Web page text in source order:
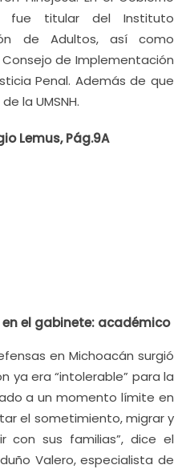
fue titular del Instituto
de Adultos, así como
de Implementación
Penal. Además de que
la UMSNH.
Lemus, Pág.9A
el gabinete: académico
en Michoacán surgió
ya era “intolerable” para la
a un momento límite en
el sometimiento, migrar y
con sus familias”, dice el
Valero, especialista de